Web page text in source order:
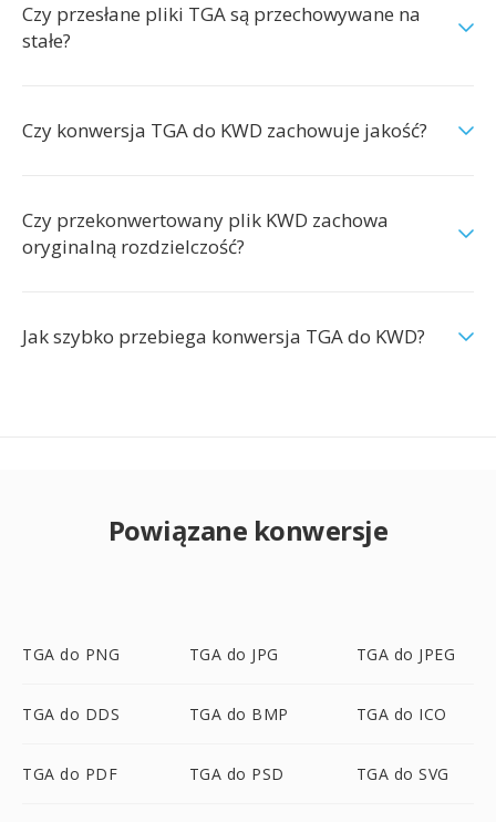
Czy przesłane pliki TGA są przechowywane na
stałe?
Czy konwersja TGA do KWD zachowuje jakość?
Czy przekonwertowany plik KWD zachowa
oryginalną rozdzielczość?
Jak szybko przebiega konwersja TGA do KWD?
Powiązane konwersje
TGA do PNG TGA do JPG TGA do JPEG
TGA do DDS TGA do BMP TGA do ICO
TGA do PDF TGA do PSD TGA do SVG